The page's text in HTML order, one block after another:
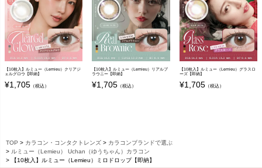
【10枚入】ルミュー（Lemieu）クリアジ
ェルグロウ【即納】
¥1,705 （税込）
【10枚入】ルミュー（Lemieu）リアルブ
ラウニー【即納】
¥1,705 （税込）
【10枚入】ルミュー（Lemieu）グラスロ
ーズ【即納】
¥1,705（税込）
TOP カラコン・コンタクトレンズ
カラコンブランドで選ぶ
ルミュー（Lemieu） Uchan（ゆうちゃん）カラコン
【10枚入】ルミュー（Lemieu）ミロドロップ【即納】